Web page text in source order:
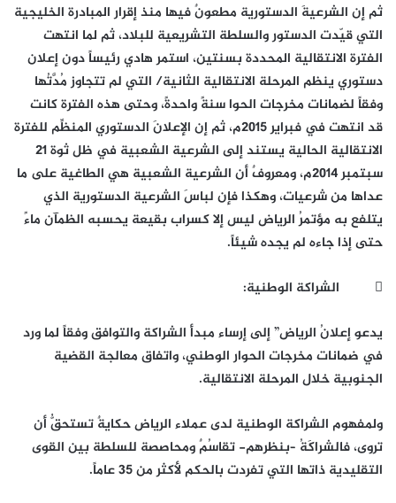
ثم إن الشرعيةَ الدستورية مطعونٌ فيها منذ إقرار المبادرة الخليجية
التي قيّدت الدستور والسلطة التشريعية للبلاد، ثم لما انتهت
الفترة الانتقالية المحددة بسنتين، استمر هادي رئيساً دون إعلان
دستوري ينظم المرحلة الانتقالية الثانية/ التي لم تتجاوز مُدَّتُها
وفقاً لضمانات مخرجات الحوا سنةً واحدةً، وحتى هذه الفترة كانت
قد انتهت في فبراير 2015م، ثم إن الإعلانَ الدستوري المنظِّم للفترة
الانتقالية الحالية يستند إلى الشرعية الشعبية في ظل ثوة 21
سبتمبر 2014م، ومعروفٌ أن الشرعية الشعبية هي الطاغية على ما
عداها من شرعيات، وهكذا فإن لباسَ الشرعية الدستورية الذي
يتلفع به مؤتمرُ الرياض ليس إلا كسراب بقيعة يحسبه الظمآن ماءً
حتى إذا جاءه لم يجده شيئاً.
 الشراكة الوطنية:
يدعو إعلانُ الرياض” إلى إرساء مبدأ الشراكة والتوافق وفقاً لما ورد
في ضمانات مخرجات الحوار الوطني، واتفاق معالجة القضية
الجنوبية خلال المرحلة الانتقالية.
ولمفهوم الشراكة الوطنية لدى عملاء الرياض حكايةٌ تستحقُّ أن
تروى، فالشراكَةُ –بنظرهم- تقاسُمٌ ومحاصصة للسلطة بين القوى
التقليدية ذاتها التي تفردت بالحكم لأكثر من 35 عاماً.